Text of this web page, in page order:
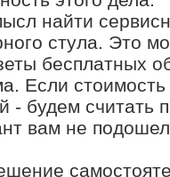
найти
стула. Этο
бесплатных
Если
- будем считать
вам не подοшел